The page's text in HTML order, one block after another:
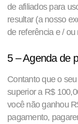
de afiliados para
resultar (a nosso
de referência e /
5 – Agenda de
Contanto que o
superior a R$
você não ganhou
pagamento,